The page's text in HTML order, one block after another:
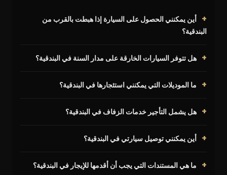
أين يمكنني الحصول على السيارة إذا هبطت بالقرب من
البندقية؟
هل تتوفر السيارات الخارقة على مدار السنة في البندقية؟
ما الموديلات التي يمكنني استئجارها في البندقية؟
هل يشمل التأجير خدمات الزفاف في البندقية؟
أين يمكنني توصيل سيارتي في البندقية؟
ما هي المستندات التي يجب أن أقدمها للإيجار في البندقية؟